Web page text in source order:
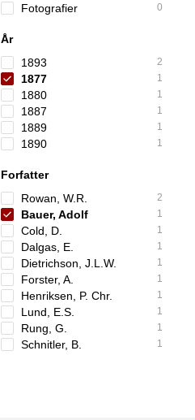
Fotografier 0
År
1893
2
1877 1
1880 1
1887 1
1889 1
1890 1
Forfatter
Rowan, W.R.
2
Bauer, Adolf 1
Cold, D. 1
Dalgas, E. 1
Dietrichson, J.L.W. 1
Forster, A. 1
Henriksen, P. Chr. 1
Lund, E.S. 1
Rung, G. 1
Schnitler, B. 1